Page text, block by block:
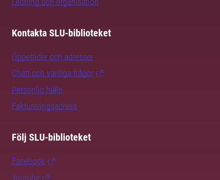
Kontakta SLU-biblioteket
Öppettider och adresser
Chatt och vanliga frågor
Personlig hjälp
Faktureringsadress
Följ SLU-biblioteket
Facebook
Youtube